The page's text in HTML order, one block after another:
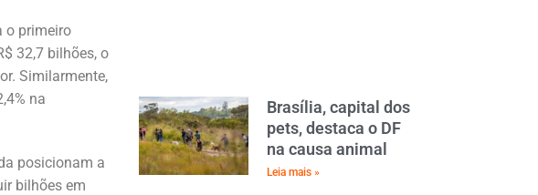
o primeiro
32,7 bilhões, o
Similarmente,
na
posicionam a
bilhões em
Brasília, capital dos
pets, destaca o DF
na causa animal
Leia mais »